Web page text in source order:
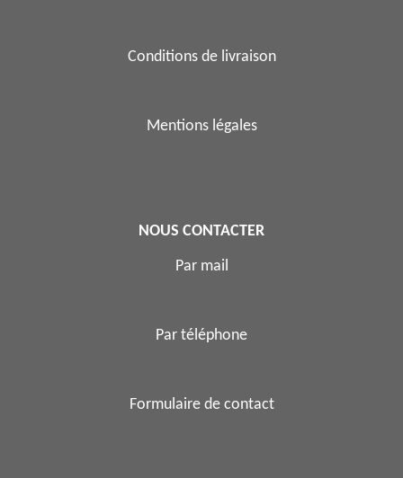
Conditions de livraison
Mentions légales
NOUS CONTACTER
Par mail
Par téléphone
Formulaire de contact